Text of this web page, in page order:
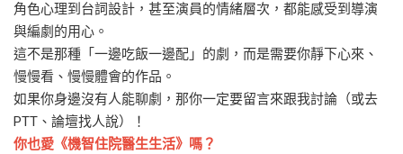
角色心理到台詞設計，甚至演員的情緒層次，都能感受到導演
與編劇的用心。
這不是那種「一邊吃飯一邊配」的劇，而是需要你靜下心來、
慢慢看、慢慢體會的作品。
如果你身邊沒有人能聊劇，那你一定要留言來跟我討論（或去
PTT、論壇找人說）！
你也愛《機智住院醫生生活》嗎？